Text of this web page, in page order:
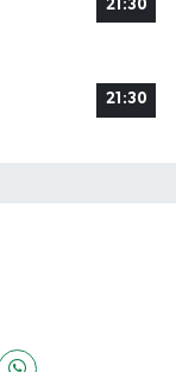
21:30
21:30